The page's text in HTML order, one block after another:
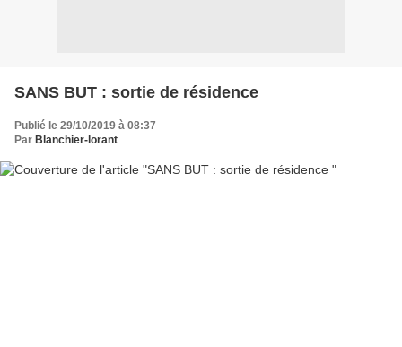
SANS BUT : sortie de résidence
Publié le 29/10/2019 à 08:37
Par Blanchier-lorant